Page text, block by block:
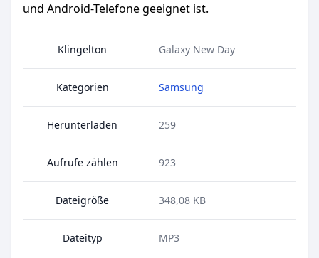
und Android-Telefone geeignet ist.
Klingelton Galaxy New Day
Kategorien Samsung
Herunterladen 259
Aufrufe zählen 923
Dateigröße 348,08 KB
Dateityp MP3